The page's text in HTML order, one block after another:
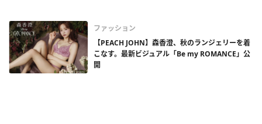
ファッション
【PEACH JOHN】森香澄、秋のランジェリーを着
こなす。最新ビジュアル「Be my ROMANCE」公
開